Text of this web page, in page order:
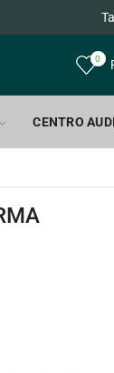
0
CENTRO